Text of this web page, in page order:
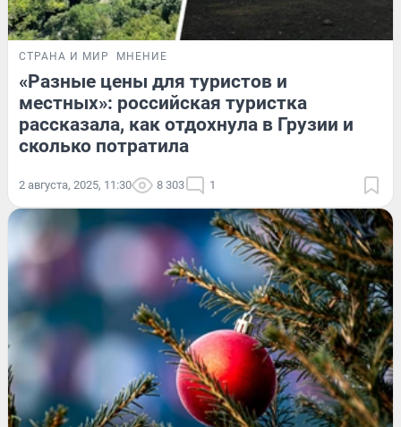
СТРАНА И МИР МНЕНИЕ
«Разные цены для туристов и
местных»: российская туристка
рассказала, как отдохнула в Грузии и
сколько потратила
2 августа, 2025, 11:30 8 303 1